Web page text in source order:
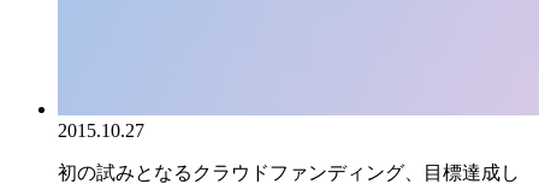
2015.10.27
初の試みとなるクラウドファンディング、目標達成し